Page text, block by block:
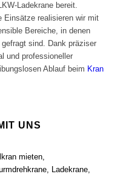
Ladekrane bereit.
Einsätze realisieren wir mit
Bereiche, in denen
sind. Dank präziser
und professioneller
Ablauf beim Kran
UNS
mieten,
Ladekrane,